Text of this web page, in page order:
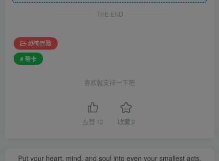
THE END
恐怖冒险
# 蒂卡
喜欢就支持一下吧
点赞 13 收藏 2
Put your heart, mind, and soul into even your smallest acts.